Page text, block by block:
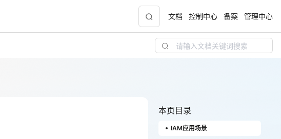
型专项
文档 控制中心 备案 管理中心
本页目录
IAM应用场景